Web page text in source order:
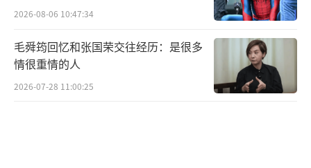
2026-08-06 10:47:34
毛舜筠回忆和张国荣交往经历：是很多
情很重情的人
2026-07-28 11:00:25